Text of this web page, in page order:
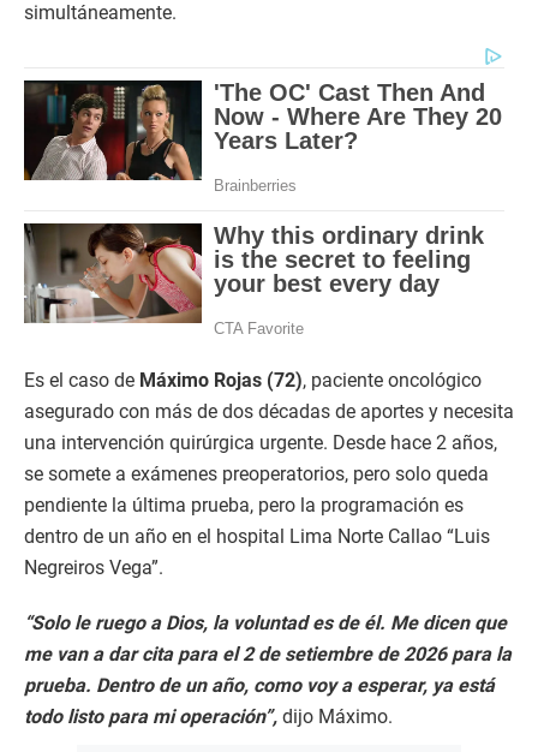
simultáneamente.
Es el caso de Máximo Rojas (72), paciente oncológico
asegurado con más de dos décadas de aportes y necesita
una intervención quirúrgica urgente. Desde hace 2 años,
se somete a exámenes preoperatorios, pero solo queda
pendiente la última prueba, pero la programación es
dentro de un año en el hospital Lima Norte Callao “Luis
Negreiros Vega”.
“Solo le ruego a Dios, la voluntad es de él. Me dicen que
me van a dar cita para el 2 de setiembre de 2026 para la
prueba. Dentro de un año, como voy a esperar, ya está
todo listo para mi operación”, dijo Máximo.